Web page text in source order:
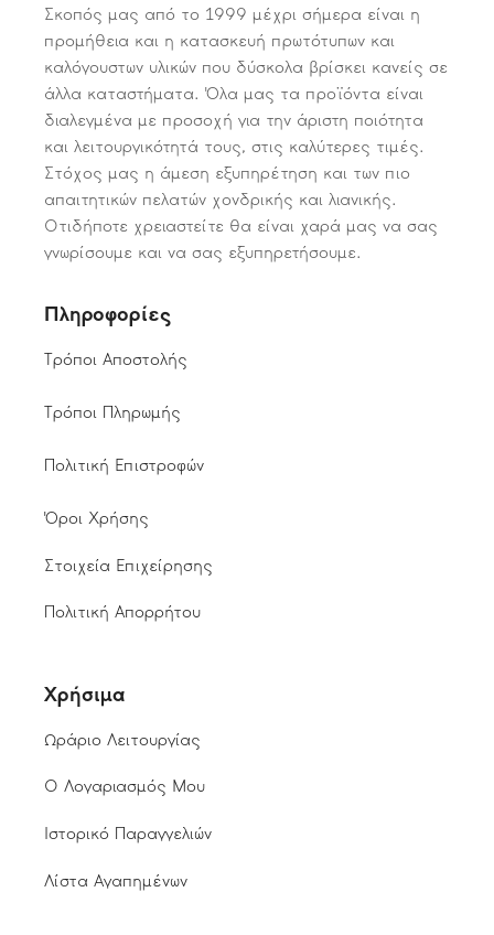
Σκοπός μας από το 1999 μέχρι σήμερα είναι η
προμήθεια και η κατασκευή πρωτότυπων και
καλόγουστων υλικών που δύσκολα βρίσκει κανείς σε
άλλα καταστήματα. Όλα μας τα προϊόντα είναι
διαλεγμένα με προσοχή για την άριστη ποιότητα
και λειτουργικότητά τους, στις καλύτερες τιμές.
Στόχος μας η άμεση εξυπηρέτηση και των πιο
απαιτητικών πελατών χονδρικής και λιανικής.
Οτιδήποτε χρειαστείτε θα είναι χαρά μας να σας
γνωρίσουμε και να σας εξυπηρετήσουμε.
Πληροφορίες
Τρόποι Αποστολής
Τρόποι Πληρωμής
Πολιτική Επιστροφών
Όροι Χρήσης
Στοιχεία Επιχείρησης
Πολιτική Απορρήτου
Χρήσιμα
Ωράριο Λειτουργίας
Ο Λογαριασμός Μου
Ιστορικό Παραγγελιών
Λίστα Αγαπημένων